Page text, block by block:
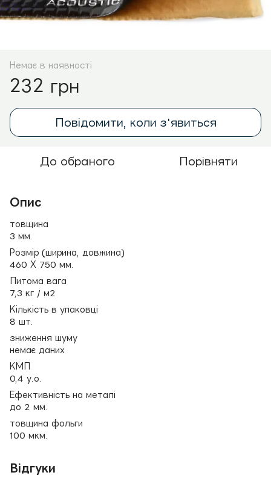
Немає в наявності
232 грн
Повідомити, коли з'явиться
До обраного Порівняти
Опис
товщина
3 мм.
Розмір (ширина, довжина)
460 Х 750 мм.
Питома вага
7,3 кг / м2
Кількість в упаковці
8 шт.
зниження шуму
немає даних
КМП
0,4 у.о.
Ефективність на металі
до 2 мм.
товщина фольги
100 мкм.
Відгуки